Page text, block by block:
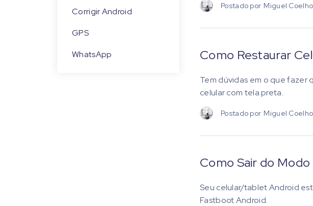
Corrigir Android
GPS
WhatsApp
Postado por Miguel Coelho
Como Restaurar
Tem dúvidas em o que fazer
celular com tela preta.
Postado por Miguel Coelho
Como Sair do
Seu celular/tablet Android
Fastboot Android.